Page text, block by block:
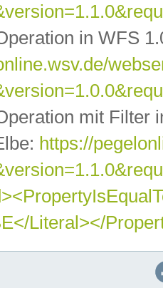
in WFS
mit Filter
https://
Literal></